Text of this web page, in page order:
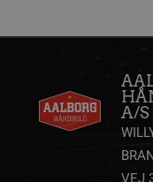
A/S
VEJ